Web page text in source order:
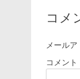
コメ
メール
コメント